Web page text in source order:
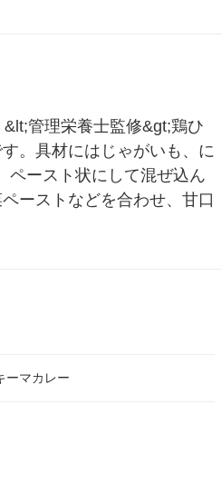
管理栄養士監修&gt;鶏ひ
。具材にはじゃがいも、に
ペースト状にして混ぜ込ん
ーストなどを合わせ、甘口
ーマカレー